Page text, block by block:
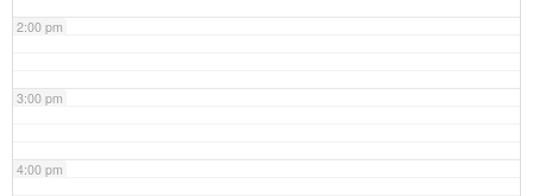
2:00 pm
3:00 pm
4:00 pm